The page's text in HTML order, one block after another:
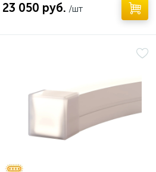
23 050 руб. /шт